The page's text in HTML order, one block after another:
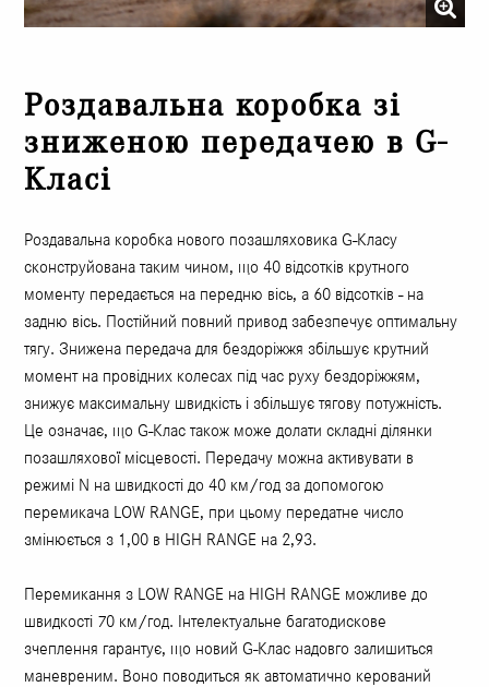
Роздавальна коробка зі
зниженою передачею в G-
Класі
Роздавальна коробка нового позашляховика G-Класу
сконструйована таким чином, що 40 відсотків крутного
моменту передається на передню вісь, а 60 відсотків - на
задню вісь. Постійний повний привод забезпечує оптимальну
тягу. Знижена передача для бездоріжжя збільшує крутний
момент на провідних колесах під час руху бездоріжжям,
знижує максимальну швидкість і збільшує тягову потужність.
Це означає, що G-Клас також може долати складні ділянки
позашляхової місцевості. Передачу можна активувати в
режимі N на швидкості до 40 км/год за допомогою
перемикача LOW RANGE, при цьому передатне число
змінюється з 1,00 в HIGH RANGE на 2,93.
Перемикання з LOW RANGE на HIGH RANGE можливе до
швидкості 70 км/год. Інтелектуальне багатодискове
зчеплення гарантує, що новий G-Клас надовго залишиться
маневреним. Воно поводиться як автоматично керований